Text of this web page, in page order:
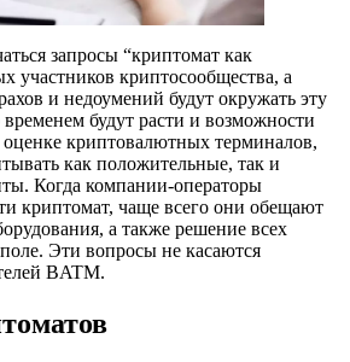
запросы “криптомат как
участников криптосообщества, а
и недоумений будут окружать эту
временем будут расти и возможности
криптовалютных терминалов,
как положительные, так и
Когда компании-операторы
криптомат, чаще всего они обещают
а также решение всех
Эти вопросы не касаются
BATM.